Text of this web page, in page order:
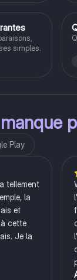
simples.
Play
tellement
la
et
cette
Je la